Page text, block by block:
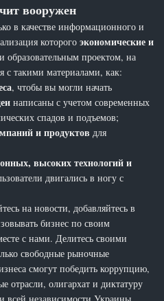
вооружен
в качестве информационного и
которогоэкономические и
образовательным проектом, на
с такими материалами, как:
, чтобы вы могли начать
написаны с учетом современных
спадов и подъемов;
и продуктов для
высоких технологий и
двигались в ногу с
на новости, добавляйтесь в
бизнес по своим
с нами. Делитесь своими
свободные рыночные
смогут победить коррупцию,
олигархат и диктатуру